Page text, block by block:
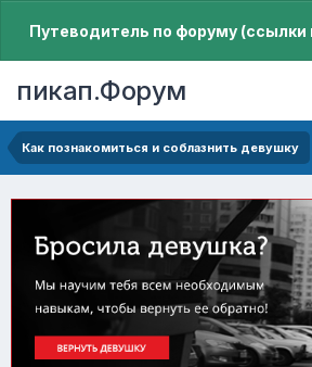
Путеводитель по форуму (ссылки
пикап.Форум
Как познакомиться и соблазнить девушку